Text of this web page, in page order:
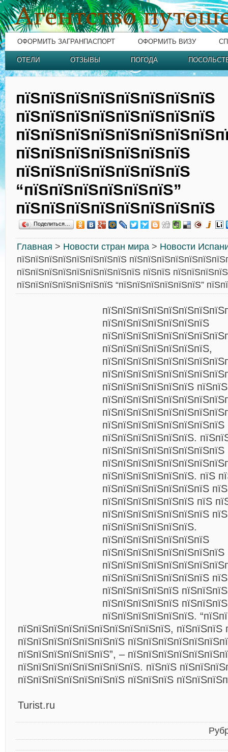
ОФОРМИТЬ ЗАГРАНПАСПОРТ ОФОРМИТЬ ВИЗУ
ОТЕЛИ ОТЗЫВЫ ПОГОДА
пїЅпїЅпїЅпїЅпїЅпїЅпїЅпїЅ
пїЅпїЅпїЅпїЅпїЅпїЅпїЅпїЅ
пїЅпїЅпїЅпїЅпїЅпїЅпїЅ
пїЅпїЅпїЅпїЅпїЅпїЅпїЅ
“пїЅпїЅпїЅпїЅпїЅпїЅ”
пїЅпїЅпїЅпїЅпїЅпїЅпїЅпїЅ
Поделиться…
Главная > Новости стран мира > Новости
пїЅпїЅпїЅпїЅпїЅпїЅпїЅпїЅ
пїЅпїЅпїЅпїЅпїЅпїЅпїЅпїЅпїЅ пїЅпїЅ
пїЅпїЅпїЅпїЅпїЅпїЅпїЅ “пїЅпїЅпїЅпїЅпїЅпїЅ”
пїЅпїЅпїЅпїЅпїЅпїЅпїЅ
пїЅпїЅпїЅпїЅпїЅпїЅпїЅ,
пїЅпїЅпїЅпїЅпїЅпїЅ
пїЅпїЅпїЅпїЅпїЅпїЅпїЅпїЅ
пїЅпїЅпїЅпїЅпїЅпїЅ.
пїЅпїЅпїЅпїЅпїЅпїЅпїЅпїЅ
пїЅпїЅпїЅпїЅпїЅпїЅ. пїЅ
пїЅпїЅпїЅпїЅпїЅпїЅпїЅ
пїЅпїЅпїЅпїЅпїЅпїЅ пїЅ
пїЅпїЅпїЅпїЅпїЅпїЅпїЅ пїЅ
пїЅпїЅпїЅпїЅпїЅпїЅ.
пїЅпїЅпїЅпїЅпїЅпїЅпїЅ
пїЅпїЅпїЅпїЅпїЅпїЅпїЅпїЅ
пїЅпїЅпїЅпїЅпїЅпїЅпїЅ
пїЅпїЅпїЅпїЅпїЅ
пїЅпїЅпїЅпїЅпїЅ
пїЅпїЅпїЅпїЅпїЅпїЅ.
пїЅпїЅпїЅпїЅпїЅпїЅпїЅпїЅпїЅпїЅ, пїЅпїЅпїЅ
пїЅпїЅпїЅпїЅпїЅпїЅпїЅ
пїЅпїЅпїЅпїЅпїЅпїЅ”, –
пїЅпїЅпїЅпїЅпїЅпїЅпїЅпїЅ. пїЅпїЅ
пїЅпїЅпїЅпїЅпїЅпїЅпїЅ пїЅпїЅпїЅ
Turist.ru